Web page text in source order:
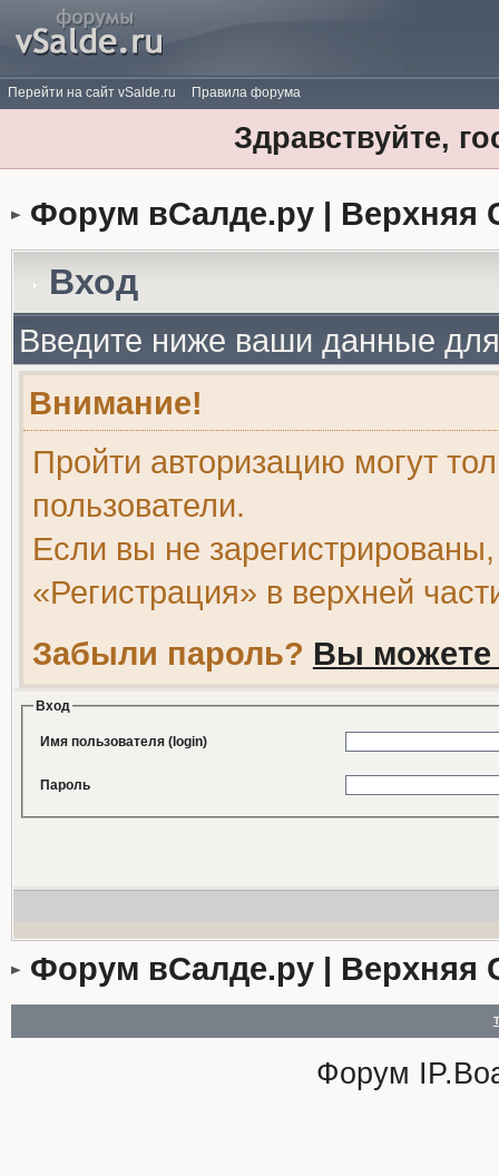
Перейти на сайт vSalde.ru Правила форума
Здравствуйте,
Форум вСалде.ру | Верхняя
Вход
Введите ниже ваши данные
Внимание!
Пройти авторизацию могут
пользователи.
Если вы не
«Регистрация» в верхней
Забыли пароль? Вы можете
Вход
Имя пользователя (login)
Пароль
Форум вСалде.ру | Верхняя
Форум